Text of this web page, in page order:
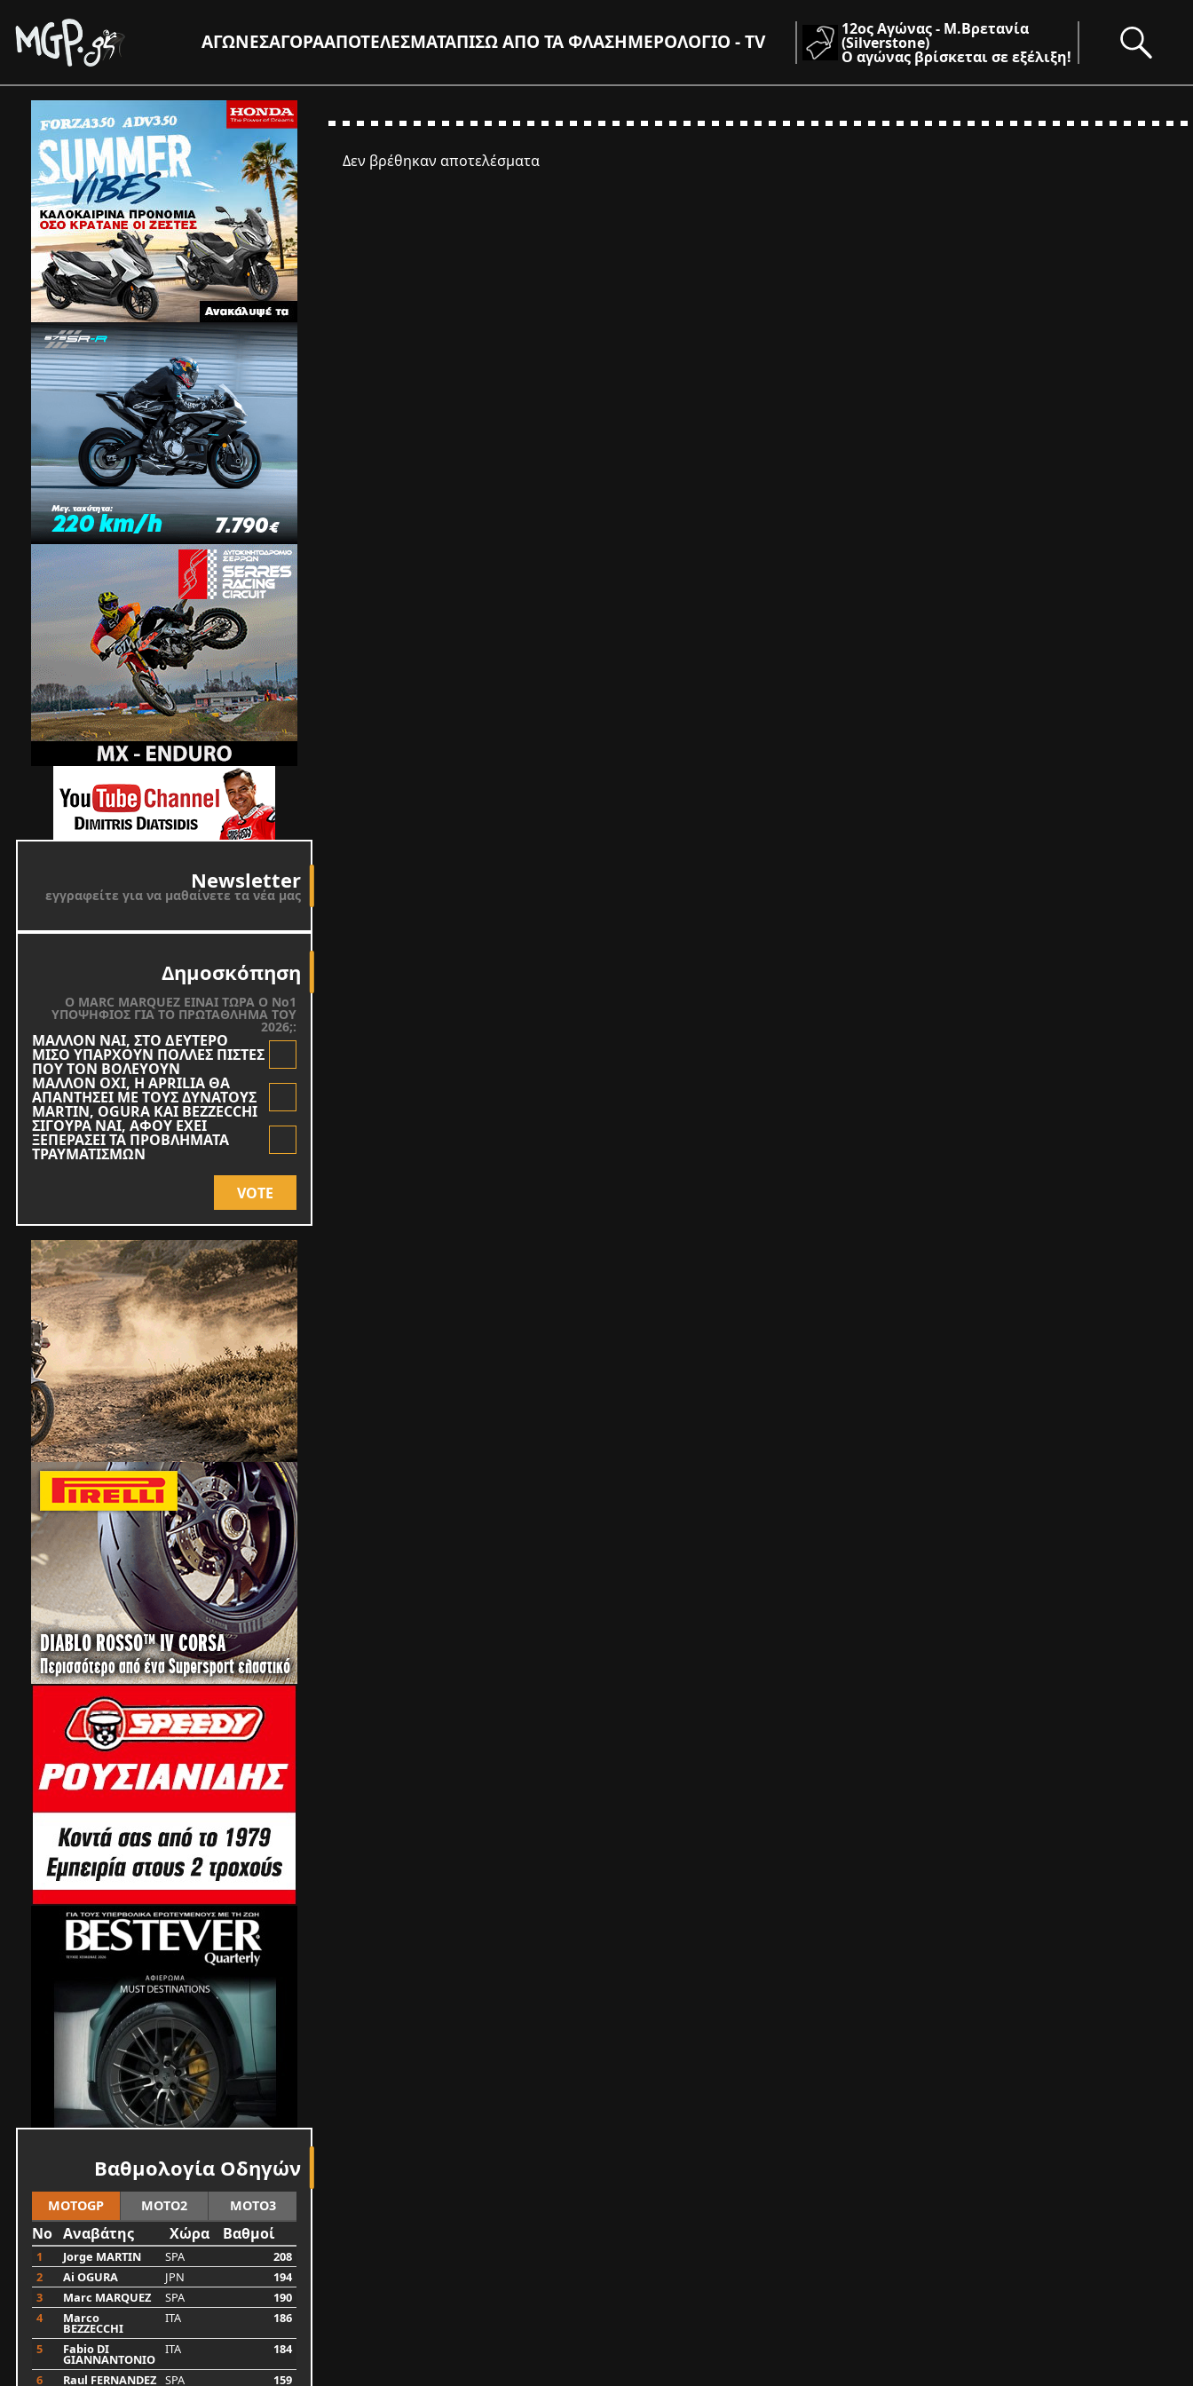
ΑΓΩΝΕΣΑΓΟΡΑΑΠΟΤΕΛΕΣΜΑΤΑΠΙΣΩ ΑΠΟ ΤΑ ΦΛΑΣΗΜΕΡΟΛΟΓΙΟ - TV
12ος Αγώνας - Μ.Βρετανία
(Silverstone)
Ο αγώνας βρίσκεται σε εξέλιξη!
Newsletter
εγγραφείτε για να μαθαίνετε τα νέα μας
Δημοσκόπηση
O MARC MARQUEZ ΕΙΝΑΙ ΤΩΡΑ Ο Νο1
ΥΠΟΨΗΦΙΟΣ ΓΙΑ ΤΟ ΠΡΩΤΑΘΛΗΜΑ ΤΟΥ
2026;:
ΜΑΛΛΟΝ ΝΑΙ, ΣΤΟ ΔΕΥΤΕΡΟ
ΜΙΣΟ ΥΠΑΡΧΟΥΝ ΠΟΛΛΕΣ ΠΙΣΤΕΣ
ΠΟΥ ΤΟΝ ΒΟΛΕΥΟΥΝ
ΜΑΛΛΟΝ ΟΧΙ, Η APRILIA ΘΑ
ΑΠΑΝΤΗΣΕΙ ΜΕ ΤΟΥΣ ΔΥΝΑΤΟΥΣ
MARTIN, OGURA KAI BEZZECCHI
ΣΙΓΟΥΡΑ ΝΑΙ, ΑΦΟΥ ΕΧΕΙ
ΞΕΠΕΡΑΣΕΙ ΤΑ ΠΡΟΒΛΗΜΑΤΑ
ΤΡΑΥΜΑΤΙΣΜΩΝ
VOTE
Δεν βρέθηκαν αποτελέσματα
Βαθμολογία Οδηγών
MOTOGP MOTO2 MOTO3
No Αναβάτης Χώρα Βαθμοί
1 Jorge MARTIN SPA
208
2
Ai OGURA JPN
194
3
Marc MARQUEZ SPA
190
4
Marco
BEZZECCHI
ITA
186
5
Fabio DI
GIANNANTONIO
ITA
184
6
Raul FERNANDEZ SPA 159